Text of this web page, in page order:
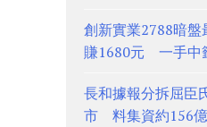
創新實業2788暗
賺1680元 一手中
長和據報分拆屈臣
市 料集資約156